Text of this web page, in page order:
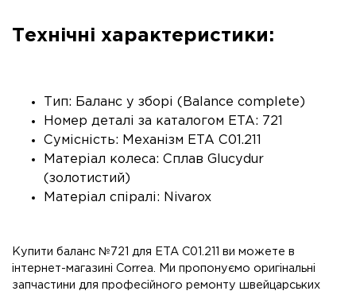
Технічні характеристики:
Тип: Баланс у зборі (Balance complete)
Номер деталі за каталогом ETA: 721
Сумісність: Механізм ETA C01.211
Матеріал колеса: Сплав Glucydur
(золотистий)
Матеріал спіралі: Nivarox
Купити баланс №721 для ETA C01.211 ви можете в
інтернет-магазині Correa. Ми пропонуємо оригінальні
запчастини для професійного ремонту швейцарських